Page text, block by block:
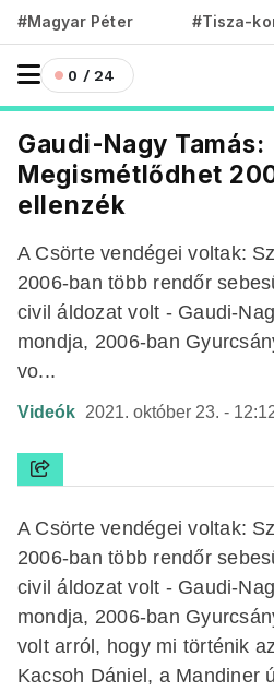
#Magyar Péter #Tisza-
0 / 24
Gaudi-Nagy Tamás:
Megismétlődhet
ellenzék
A Csörte vendégei voltak:
2006-ban több rendőr
civil áldozat volt - Gaudi-
mondja, 2006-ban
vo...
Videók 2021. október 23. -
A Csörte vendégei voltak:
2006-ban több rendőr
civil áldozat volt - Gaudi-
mondja, 2006-ban
volt arról, hogy mi történik
Kacsoh Dániel, a Mandiner